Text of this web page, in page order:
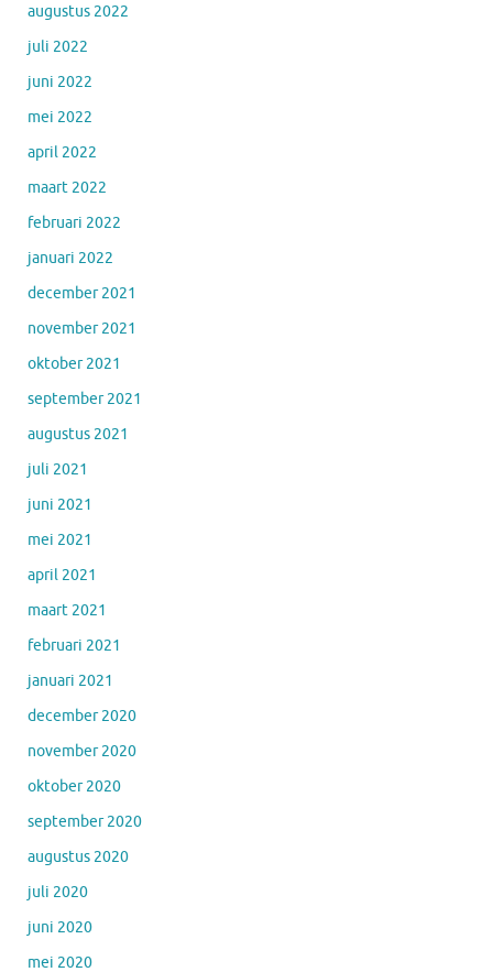
augustus 2022
juli 2022
juni 2022
mei 2022
april 2022
maart 2022
februari 2022
januari 2022
december 2021
november 2021
oktober 2021
september 2021
augustus 2021
juli 2021
juni 2021
mei 2021
april 2021
maart 2021
februari 2021
januari 2021
december 2020
november 2020
oktober 2020
september 2020
augustus 2020
juli 2020
juni 2020
mei 2020